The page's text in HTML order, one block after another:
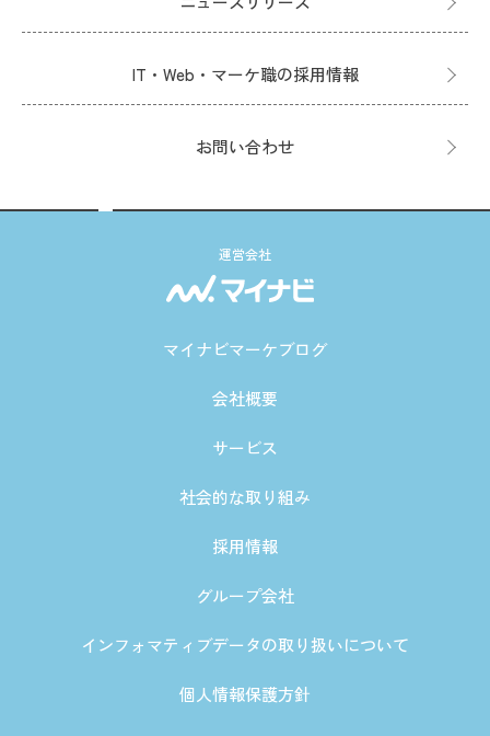
IT・Web・マーケ職の採用情報
お問い合わせ
運営会社
マイナビマーケブログ
会社概要
サービス
社会的な取り組み
採用情報
グループ会社
インフォマティブデータの取り扱いについて
個人情報保護方針